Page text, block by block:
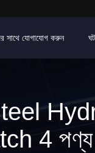
সাথে যোগাযোগ করুন
4 পণ্য